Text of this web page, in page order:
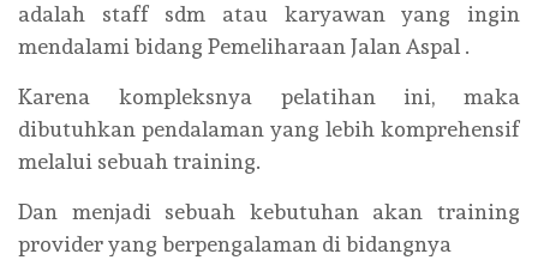
adalah staff sdm atau karyawan yang ingin
mendalami bidang Pemeliharaan Jalan Aspal .
Karena kompleksnya pelatihan ini, maka
dibutuhkan pendalaman yang lebih komprehensif
melalui sebuah training.
Dan menjadi sebuah kebutuhan akan training
provider yang berpengalaman di bidangnya